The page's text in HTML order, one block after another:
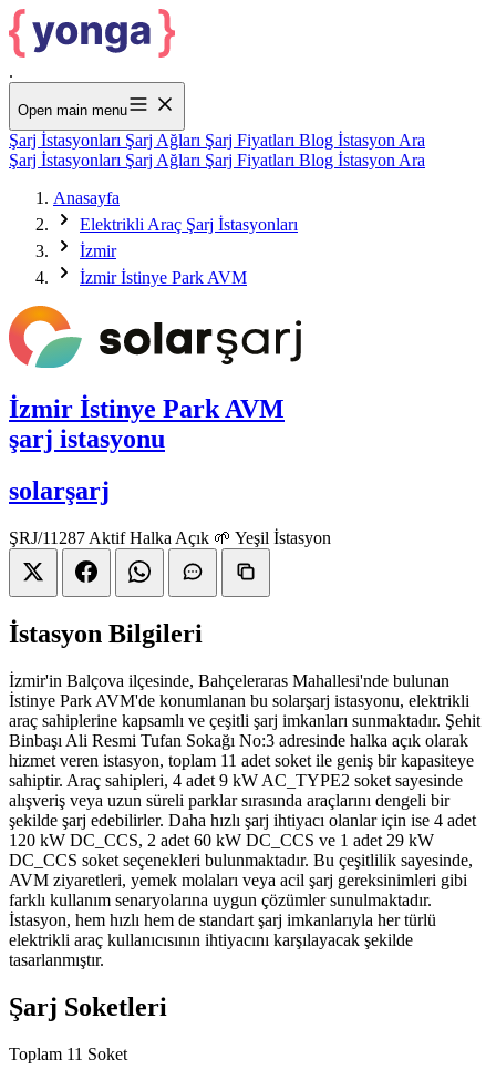
.
Open main menu
Şarj İstasyonları Şarj Ağları Şarj Fiyatları Blog İstasyon Ara
Şarj İstasyonları Şarj Ağları Şarj Fiyatları Blog İstasyon Ara
Anasayfa
Elektrikli Araç Şarj İstasyonları
İzmir
İzmir İstinye Park AVM
İzmir İstinye Park AVM
şarj istasyonu
solarşarj
ŞRJ/11287 AktifHalka Açık 🌱 Yeşil İstasyon
İstasyon Bilgileri
İzmir'in Balçova ilçesinde, Bahçeleraras Mahallesi'nde bulunan
İstinye Park AVM'de konumlanan bu solarşarj istasyonu, elektrikli
araç sahiplerine kapsamlı ve çeşitli şarj imkanları sunmaktadır. Şehit
Binbaşı Ali Resmi Tufan Sokağı No:3 adresinde halka açık olarak
hizmet veren istasyon, toplam 11 adet soket ile geniş bir kapasiteye
sahiptir. Araç sahipleri, 4 adet 9 kW AC_TYPE2 soket sayesinde
alışveriş veya uzun süreli parklar sırasında araçlarını dengeli bir
şekilde şarj edebilirler. Daha hızlı şarj ihtiyacı olanlar için ise 4 adet
120 kW DC_CCS, 2 adet 60 kW DC_CCS ve 1 adet 29 kW
DC_CCS soket seçenekleri bulunmaktadır. Bu çeşitlilik sayesinde,
AVM ziyaretleri, yemek molaları veya acil şarj gereksinimleri gibi
farklı kullanım senaryolarına uygun çözümler sunulmaktadır.
İstasyon, hem hızlı hem de standart şarj imkanlarıyla her türlü
elektrikli araç kullanıcısının ihtiyacını karşılayacak şekilde
tasarlanmıştır.
Şarj Soketleri
Toplam 11 Soket